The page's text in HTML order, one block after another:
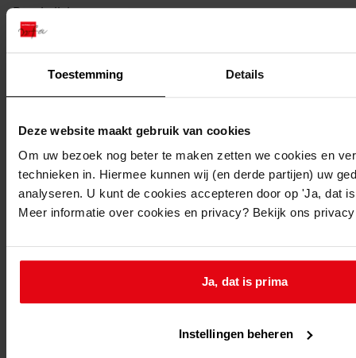
Toestemming Details
Deze website maakt gebruik van cookies
Om uw bezoek nog beter te maken zetten we cookies en
technieken in. Hiermee kunnen wij (en derde partijen) uw
analyseren. U kunt de cookies accepteren door op 'Ja, dat
Meer informatie over cookies en privacy? Bekijk ons
Ja, dat is prima
Instellingen beheren
Beschrijving:
Bouw garage
Datum vergunning:
28-11-1967
Adres:
Nieuw adres:
Perceel:
Wognum, sectie B 1475